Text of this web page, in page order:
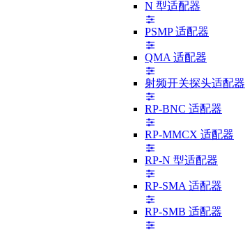
N 型适配器
PSMP 适配器
QMA 适配器
射频开关探头适配器
RP-BNC 适配器
RP-MMCX 适配器
RP-N 型适配器
RP-SMA 适配器
RP-SMB 适配器